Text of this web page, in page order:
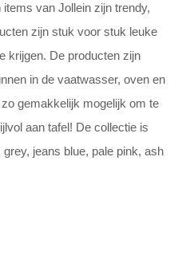
van Jollein zijn trendy,
zijn stuk voor stuk leuke
krijgen. De producten zijn
in de vaatwasser, oven en
gemakkelijk mogelijk om te
aan tafel! De collectie is
jeans blue, pale pink, ash